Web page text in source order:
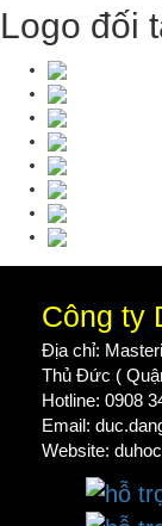
Logo đối
Công ty
Địa chỉ:
Thủ Đức (
Hotline: 0908
Email:
Website: